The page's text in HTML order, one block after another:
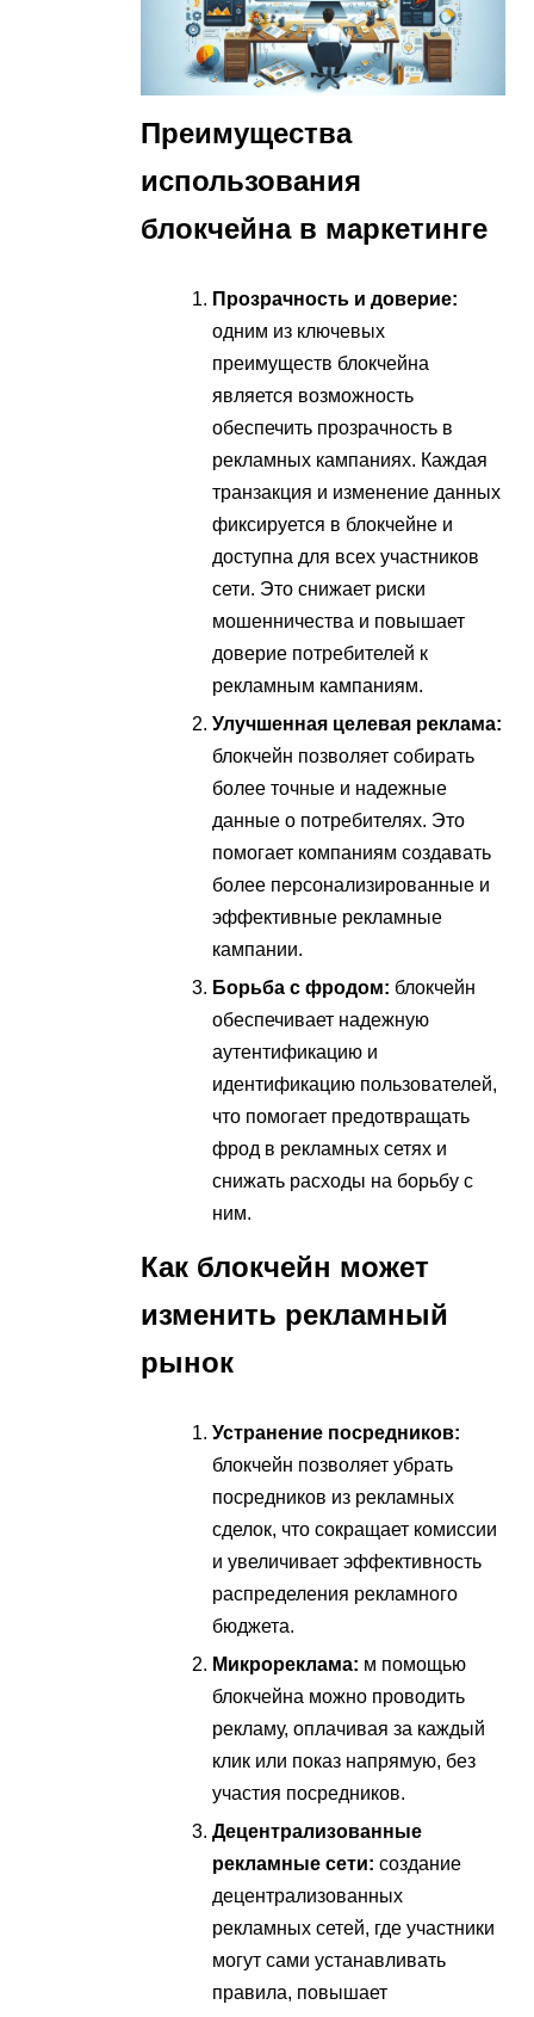
Преимущества
использования
блокчейна в маркетинге
Прозрачность и доверие:
одним из ключевых
преимуществ блокчейна
является возможность
обеспечить прозрачность в
рекламных кампаниях. Каждая
транзакция и изменение данных
фиксируется в блокчейне и
доступна для всех участников
сети. Это снижает риски
мошенничества и повышает
доверие потребителей к
рекламным кампаниям.
Улучшенная целевая реклама:
блокчейн позволяет собирать
более точные и надежные
данные о потребителях. Это
помогает компаниям создавать
более персонализированные и
эффективные рекламные
кампании.
Борьба с фродом: блокчейн
обеспечивает надежную
аутентификацию и
идентификацию пользователей,
что помогает предотвращать
фрод в рекламных сетях и
снижать расходы на борьбу с
ним.
Как блокчейн может
изменить рекламный
рынок
Устранение посредников:
блокчейн позволяет убрать
посредников из рекламных
сделок, что сокращает комиссии
и увеличивает эффективность
распределения рекламного
бюджета.
Микрореклама: м помощью
блокчейна можно проводить
рекламу, оплачивая за каждый
клик или показ напрямую, без
участия посредников.
Децентрализованные
рекламные сети: создание
децентрализованных
рекламных сетей, где участники
могут сами устанавливать
правила, повышает